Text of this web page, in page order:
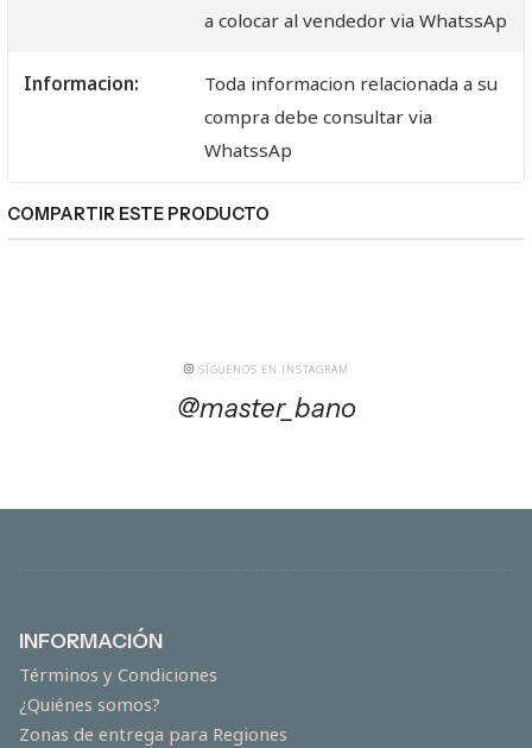
a colocar al vendedor via WhatssAp
Informacion:
Toda informacion relacionada a su
compra debe consultar via
WhatssAp
COMPARTIR ESTE PRODUCTO
SÍGUENOS EN INSTAGRAM
@master_bano
INFORMACIÓN
Términos y Condiciones
¿Quiénes somos?
Zonas de entrega para Regiones